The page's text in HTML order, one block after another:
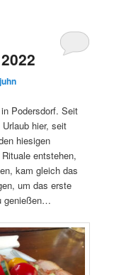
Podersdorf. Seit
hier, seit
hiesigen
entstehen,
kam gleich das
um das erste
genießen…